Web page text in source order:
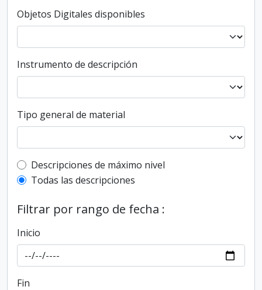
Objetos Digitales disponibles
Instrumento de descripción
Tipo general de material
Top-level description filter
Descripciones de máximo nivel
Todas las descripciones
Filtrar por rango de fecha :
Inicio
Fin